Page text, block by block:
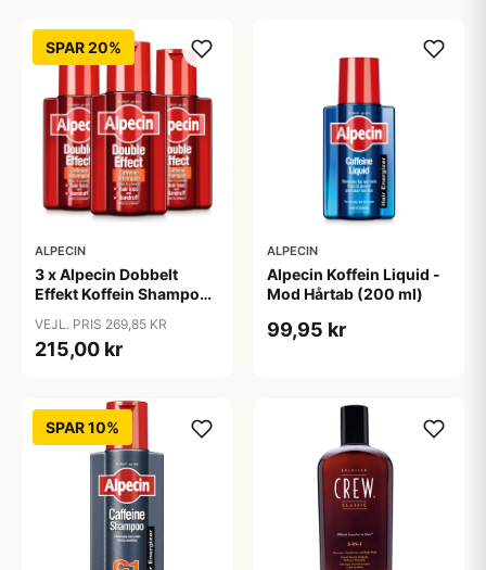
SPAR 20%
ALPECIN
3 x Alpecin Dobbelt
Effekt Koffein Shampoo
VEJL. PRIS 269,85 KR
215,00 kr
ALPECIN
Alpecin Koffein Liquid -
Mod Hårtab (200 ml)
99,95 kr
SPAR 10%